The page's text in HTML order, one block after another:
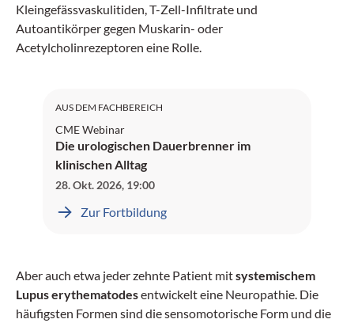
Kleingefässvaskulitiden, T-Zell-Infiltrate und
Autoantikörper gegen Muskarin- oder
Acetylcholinrezeptoren eine Rolle.
AUS DEM FACHBEREICH
CME Webinar
Die urologischen Dauerbrenner im
klinischen Alltag
28. Okt. 2026, 19:00
Zur Fortbildung
Aber auch etwa jeder zehnte Patient mitsystemischem
Lupus erythematodesentwickelt eine Neuropathie. Die
häufigsten Formen sind die sensomotorische Form und die